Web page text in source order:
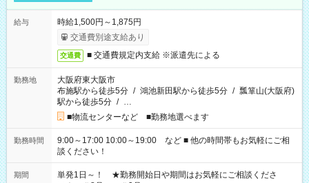
給与
時給1,500円～1,875円
交通費別途支給あり
交通費 ■ 交通費規定内支給 ※派遣先による
勤務地
大阪府東大阪市
布施駅から徒歩5分 / 鴻池新田駅から徒歩5分 / 瓢箪山(大阪府)
駅から徒歩5分 / …
■物流センターなど ■勤務地選べます
勤務時間
9:00～17:00 10:00～19:00 など ■ 他の時間帯もお気軽にご相
談ください！
期間
単発1日～！ ★勤務開始日や期間はお気軽にご相談くださ